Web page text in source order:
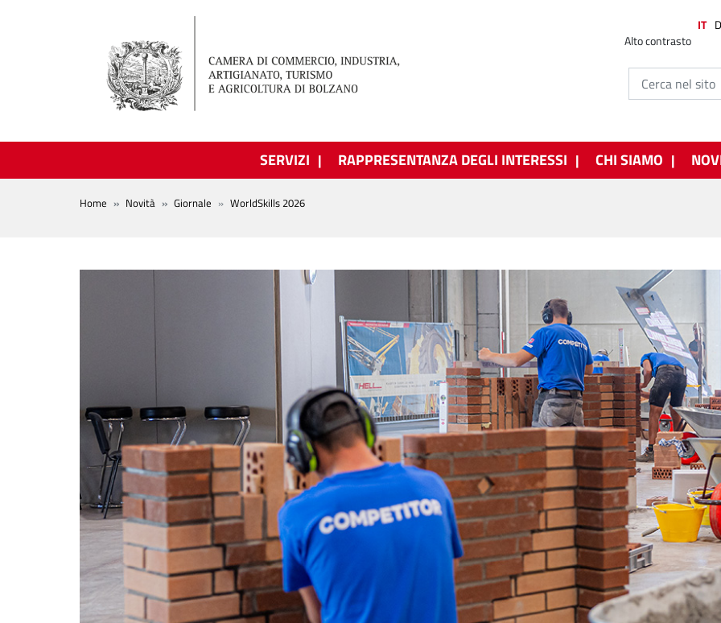
Alto contrasto
IT
SERVIZI RAPPRESENTANZA DEGLI INTERESSI CHI SIAMO
BREADCRUMB
Home Novità Giornale WorldSkills 2026